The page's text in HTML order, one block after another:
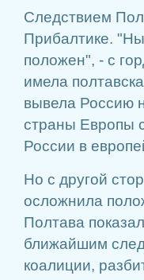
Следствием
Прибалтике.
положен", - с
имела
вывела Россию
страны Европы
России в
Но с другой
осложнила
Полтава
ближайшим
коалиции,